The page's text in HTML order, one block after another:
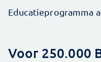
Educatieprogramma
Voor 250.000